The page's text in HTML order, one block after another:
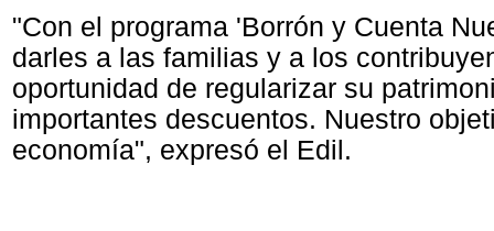
"Con el programa 'Borrón y Cuenta
darles a las familias y a los
oportunidad de regularizar su
importantes descuentos. Nuestro
economía", expresó el Edil.